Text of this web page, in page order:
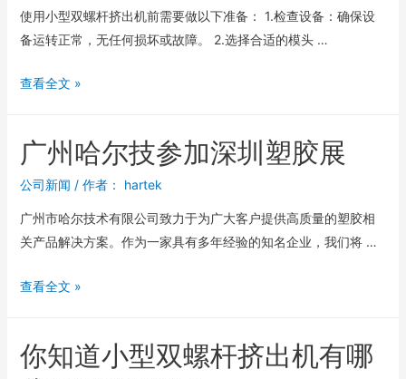
使用小型双螺杆挤出机前需要做以下准备： 1.检查设备：确保设
备运转正常，无任何损坏或故障。 2.选择合适的模头 …
查看全文 »
广州哈尔技参加深圳塑胶展
公司新闻 / 作者： hartek
广州市哈尔技术有限公司致力于为广大客户提供高质量的塑胶相
关产品解决方案。作为一家具有多年经验的知名企业，我们将 …
查看全文 »
你知道小型双螺杆挤出机有哪